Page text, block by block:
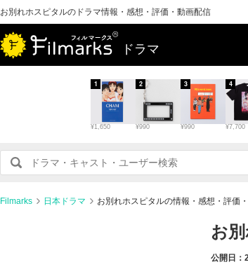
お別れホスピタルのドラマ情報・感想・評価・動画配信
ドラマ
¥1,650
1
¥990
2
¥990
3
¥7,700
4
Filmarks 日本ドラマ お別れホスピタルの情報・感想・評価
お
公開日：